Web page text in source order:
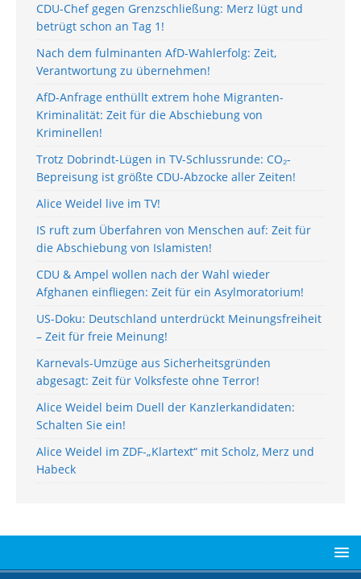
CDU-Chef gegen Grenzschließung: Merz lügt und
betrügt schon an Tag 1!
Nach dem fulminanten AfD-Wahlerfolg: Zeit,
Verantwortung zu übernehmen!
AfD-Anfrage enthüllt extrem hohe Migranten-
Kriminalität: Zeit für die Abschiebung von
Kriminellen!
Trotz Dobrindt-Lügen in TV-Schlussrunde: CO₂-
Bepreisung ist größte CDU-Abzocke aller Zeiten!
Alice Weidel live im TV!
IS ruft zum Überfahren von Menschen auf: Zeit für
die Abschiebung von Islamisten!
CDU & Ampel wollen nach der Wahl wieder
Afghanen einfliegen: Zeit für ein Asylmoratorium!
US-Doku: Deutschland unterdrückt Meinungsfreiheit
– Zeit für freie Meinung!
Karnevals-Umzüge aus Sicherheitsgründen
abgesagt: Zeit für Volksfeste ohne Terror!
Alice Weidel beim Duell der Kanzlerkandidaten:
Schalten Sie ein!
Alice Weidel im ZDF-„Klartext“ mit Scholz, Merz und
Habeck